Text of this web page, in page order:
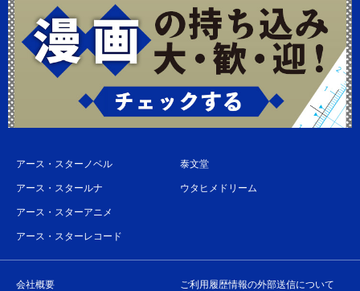
アース・スターノベル
アース・スタールナ
アース・スターアニメ
アース・スターレコード
泰文堂
ウタヒメドリーム
会社概要 ご利用履歴情報の外部送信について